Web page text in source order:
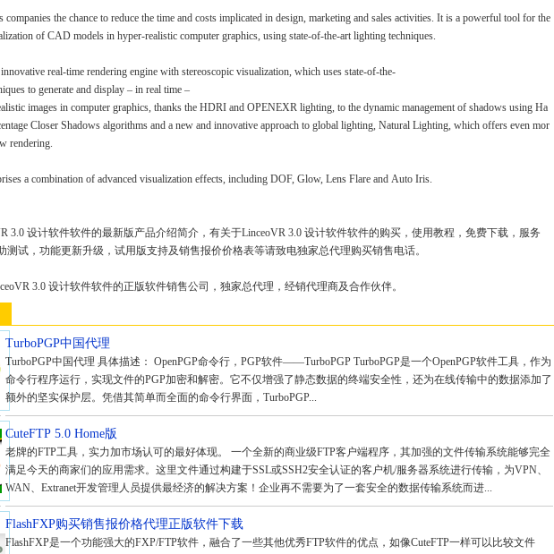
the chance to reduce the time and costs implicated in design, marketing and sales activities. It is a powerful tool for the
of CAD models in hyper-realistic computer graphics, using state-of-the-art lighting techniques.
real-time rendering engine with stereoscopic visualization, which uses state-of-the-
to generate and display – in real time –
images in computer graphics, thanks the HDRI and OPENEXR lighting, to the dynamic management of shadows using Ha
Closer Shadows algorithms and a new and innovative approach to global lighting, Natural Lighting, which offers even mor
rendering.
a combination of advanced visualization effects, including DOF, Glow, Lens Flare and Auto Iris.
3.0 设计软件软件的最新版产品介绍简介，有关于LinceoVR 3.0 设计软件软件的购买，使用教程，免费下载，服务
测试，功能更新升级，试用版支持及销售报价价格表等请致电独家总代理购买销售电话。
3.0 设计软件软件的正版软件销售公司，独家总代理，经销代理商及合作伙伴。
TurboPGP中国代理
TurboPGP中国代理 具体描述： OpenPGP命令行，PGP软件——TurboPGP TurboPGP是一个OpenPGP软件工具，作为
命令行程序运行，实现文件的PGP加密和解密。它不仅增强了静态数据的终端安全性，还为在线传输中的数据添加了
额外的坚实保护层。凭借其简单而全面的命令行界面，TurboPGP...
CuteFTP 5.0 Home版
老牌的FTP工具，实力加市场认可的最好体现。 一个全新的商业级FTP客户端程序，其加强的文件传输系统能够完全
满足今天的商家们的应用需求。这里文件通过构建于SSL或SSH2安全认证的客户机/服务器系统进行传输，为VPN、
WAN、Extranet开发管理人员提供最经济的解决方案！企业再不需要为了一套安全的数据传输系统而进...
FlashFXP购买销售报价格代理正版软件下载
FlashFXP是一个功能强大的FXP/FTP软件，融合了一些其他优秀FTP软件的优点，如像CuteFTP一样可以比较文件